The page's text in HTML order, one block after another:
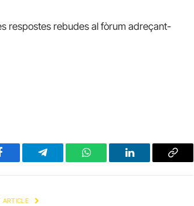
respostes rebudes al fòrum adreçant-
Telegram WhatsAppLinkedIn Copy
ARTICLE